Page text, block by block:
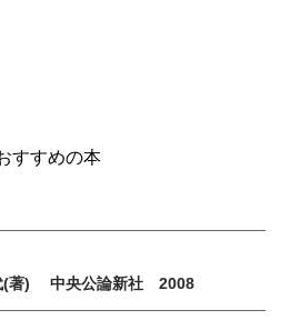
すすめの本
(著) 中央公論新社 2008